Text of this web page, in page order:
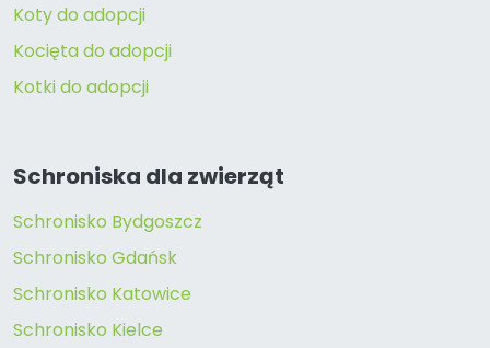
Koty do adopcji
Kocięta do adopcji
Kotki do adopcji
Schroniska dla zwierząt
Schronisko Bydgoszcz
Schronisko Gdańsk
Schronisko Katowice
Schronisko Kielce